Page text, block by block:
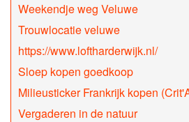
Weekendje weg Veluwe
Trouwlocatie veluwe
https://www.loftharderwijk.nl/
Sloep kopen goedkoop
Milieusticker Frankrijk kopen
Vergaderen in de natuur